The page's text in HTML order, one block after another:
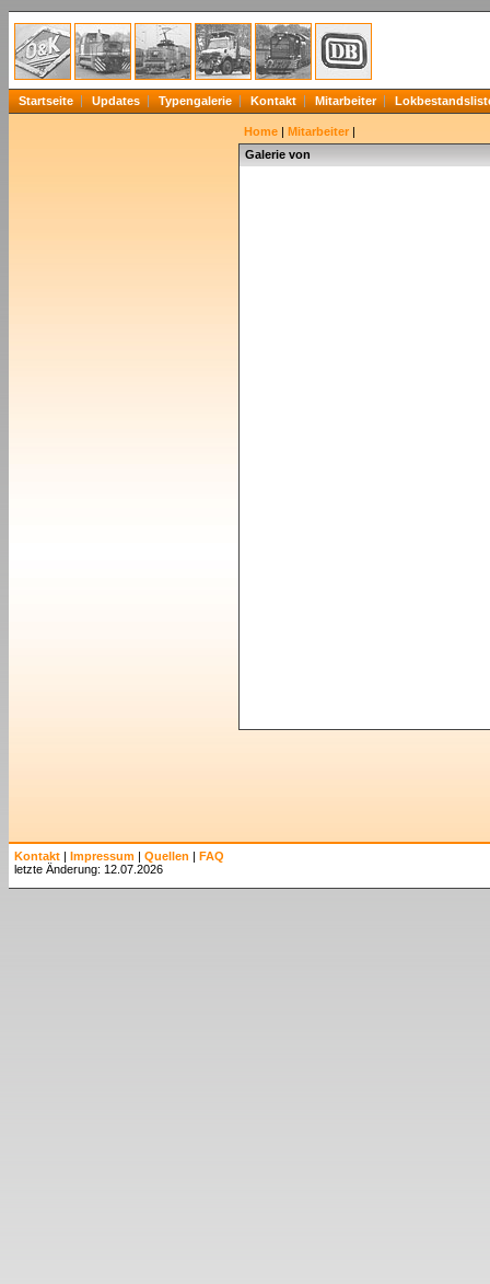
Startseite Updates Typengalerie Kontakt Mitarbeiter
Home | Mitarbeiter |
Galerie von
Kontakt | Impressum | Quellen | FAQ
letzte Änderung: 12.07.2026